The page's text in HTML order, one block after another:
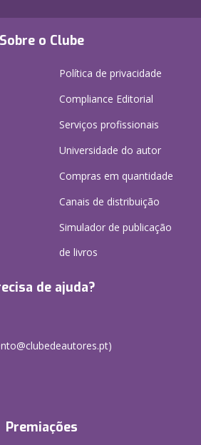
Sobre o Clube
Política de privacidade
Compliance Editorial
Serviços profissionais
Universidade do autor
Compras em quantidade
Canais de distribuição
Simulador de publicação
de livros
de ajuda?
)
Premiações